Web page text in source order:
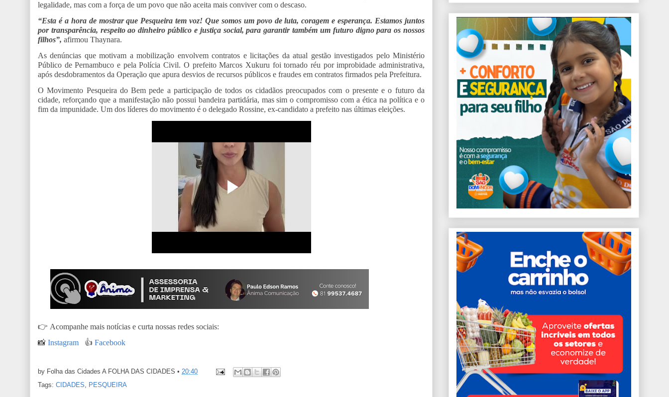
legalidade, mas com a força de um povo que não aceita mais conviver com o descaso.
“Esta é a hora de mostrar que Pesqueira tem voz! Que somos um povo de luta, coragem e esperança. Estamos juntos
por transparência, respeito ao dinheiro público e justiça social, para garantir também um futuro digno para os nossos
filhos”, afirmou Thaynara.
As denúncias que motivam a mobilização envolvem contratos e licitações da atual gestão investigados pelo Ministério
Público de Pernambuco e pela Polícia Civil. O prefeito Marcos Xukuru foi tornado réu por improbidade administrativa,
após desdobramentos da Operação que apura desvios de recursos públicos e fraudes em contratos firmados pela Prefeitura.
O Movimento Pesqueira do Bem pede a participação de todos os cidadãos preocupados com o presente e o futuro da
cidade, reforçando que a manifestação não possui bandeira partidária, mas sim o compromisso com a ética na política e o
fim da impunidade. Um dos líderes do movimento é o delegado Rossine, ex-candidato a prefeito nas últimas eleições.
👉 Acompanhe mais notícias e curta nossas redes sociais:
📸 Instagram 👍 Facebook
by Folha das Cidades A FOLHA DAS CIDADES • 20:40
Tags: CIDADES, PESQUEIRA